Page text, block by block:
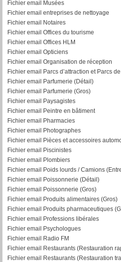
Fichier email Musées
Fichier email entreprises de nettoyage
Fichier email Notaires
Fichier email Offices du tourisme
Fichier email Offices HLM
Fichier email Opticiens
Fichier email Organisation de réception
Fichier email Parcs d’attraction et Parcs
Fichier email Parfumerie (Détail)
Fichier email Parfumerie (Gros)
Fichier email Paysagistes
Fichier email Peintre en bâtiment
Fichier email Pharmacies
Fichier email Photographes
Fichier email Pièces et accessoires
Fichier email Piscinistes
Fichier email Plombiers
Fichier email Poids lourds / Camions
Fichier email Poissonnerie (Détail)
Fichier email Poissonnerie (Gros)
Fichier email Produits alimentaires (Gros)
Fichier email Produits pharmaceutiques
Fichier email Professions libérales
Fichier email Psychologues
Fichier email Radio FM
Fichier email Restaurants (Restauration
Fichier email Restaurants (Restauration